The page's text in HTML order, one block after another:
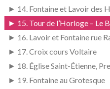
► 14. Fontaine et Lavoir des
► 15. Tour de l’Horloge – Le
► 16. Lavoir et Fontaine rue
► 17. Croix cours Voltaire
► 18. Église Saint-Étienne,
► 19. Fontaine au Grotesque